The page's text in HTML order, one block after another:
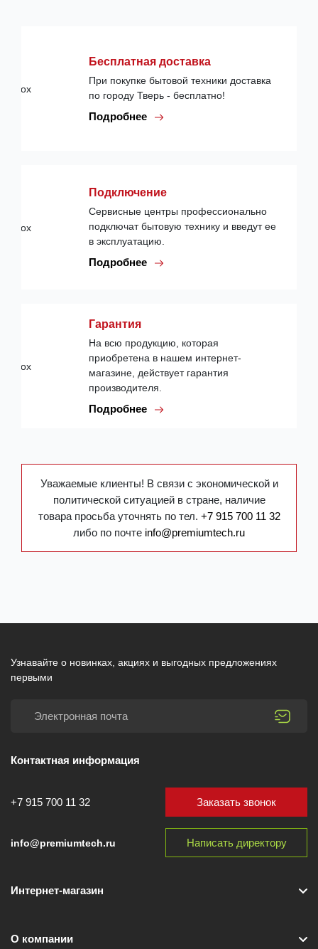
Бесплатная доставка
При покупке бытовой техники доставка
по городу Тверь - бесплатно!
Подробнее
Подключение
Сервисные центры профессионально
подключат бытовую технику и введут ее
в эксплуатацию.
Подробнее
Гарантия
На всю продукцию, которая
приобретена в нашем интернет-
магазине, действует гарантия
производителя.
Подробнее
Уважаемые клиенты! В связи с экономической и
политической ситуацией в стране, наличие
товара просьба уточнять по тел. +7 915 700 11 32
либо по почте info@premiumtech.ru
Узнавайте о новинках, акциях и выгодных предложениях
первыми
Контактная информация
+7 915 700 11 32
info@premiumtech.ru
Заказать звонок
Написать директору
Интернет-магазин
О компании